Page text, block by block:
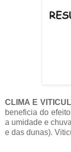
CLIMA E
beneficia do
a umidade e
e das dunas).